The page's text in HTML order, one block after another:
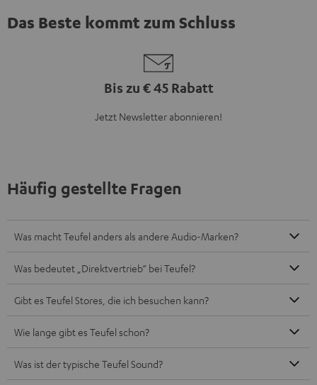
Das Beste kommt zum Schluss
Bis zu € 45 Rabatt
Jetzt Newsletter abonnieren!
Häufig gestellte Fragen
Was macht Teufel anders als andere Audio-Marken?
Was bedeutet „Direktvertrieb“ bei Teufel?
Gibt es Teufel Stores, die ich besuchen kann?
Wie lange gibt es Teufel schon?
Was ist der typische Teufel Sound?